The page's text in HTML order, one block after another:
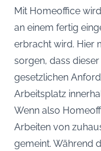
Mit Homeoffice
an einem fertig
erbracht wird. Hier
sorgen, dass
gesetzlichen
Arbeitsplatz
Wenn also
Arbeiten von
gemeint. Während